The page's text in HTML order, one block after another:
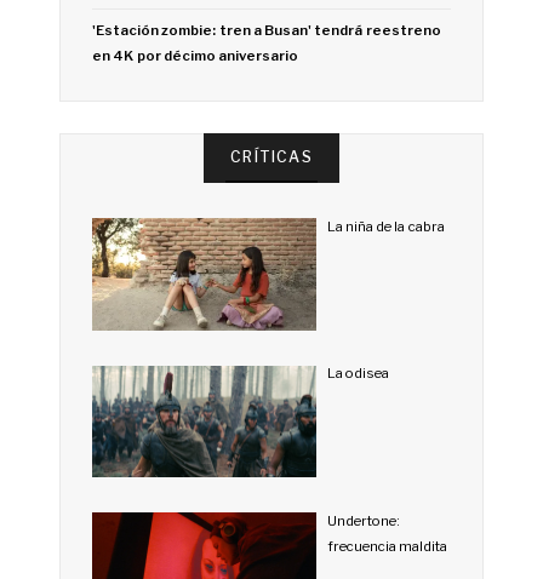
'Estación zombie: tren a Busan' tendrá reestreno
en 4K por décimo aniversario
CRÍTICAS
La niña de la cabra
La odisea
Undertone:
frecuencia maldita